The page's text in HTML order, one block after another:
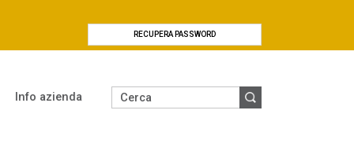
RECUPERA PASSWORD
Info azienda